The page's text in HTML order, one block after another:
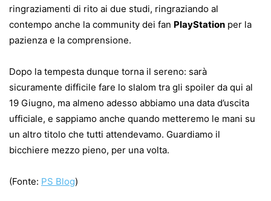
ringraziamenti di rito ai due studi, ringraziando al
contempo anche la community dei fan PlayStation per la
pazienza e la comprensione.
Dopo la tempesta dunque torna il sereno: sarà
sicuramente difficile fare lo slalom tra gli spoiler da qui al
19 Giugno, ma almeno adesso abbiamo una data d’uscita
ufficiale, e sappiamo anche quando metteremo le mani su
un altro titolo che tutti attendevamo. Guardiamo il
bicchiere mezzo pieno, per una volta.
(Fonte: PS Blog)